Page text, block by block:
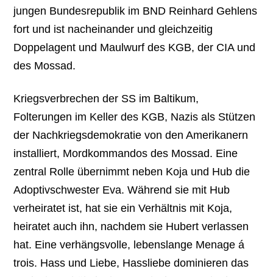
jungen Bundesrepublik im BND Reinhard Gehlens
fort und ist nacheinander und gleichzeitig
Doppelagent und Maulwurf des KGB, der CIA und
des Mossad.
Kriegsverbrechen der SS im Baltikum,
Folterungen im Keller des KGB, Nazis als Stützen
der Nachkriegsdemokratie von den Amerikanern
installiert, Mordkommandos des Mossad. Eine
zentral Rolle übernimmt neben Koja und Hub die
Adoptivschwester Eva. Während sie mit Hub
verheiratet ist, hat sie ein Verhältnis mit Koja,
heiratet auch ihn, nachdem sie Hubert verlassen
hat. Eine verhängsvolle, lebenslange Menage á
trois. Hass und Liebe, Hassliebe dominieren das